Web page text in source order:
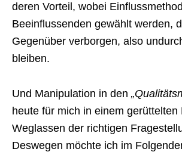
deren Vorteil, wobei
Beeinflussenden gewählt werden,
Gegenüber verborgen, also
bleiben.
Und Manipulation in den
heute für mich in einem gerüttelten
Weglassen der richtigen
Deswegen möchte ich im